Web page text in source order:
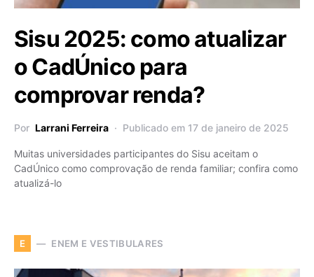
Sisu 2025: como atualizar
o CadÚnico para
comprovar renda?
Por Larrani Ferreira Publicado em 17 de janeiro de 2025
Muitas universidades participantes do Sisu aceitam o
CadÚnico como comprovação de renda familiar; confira como
atualizá-lo
E ENEM E VESTIBULARES